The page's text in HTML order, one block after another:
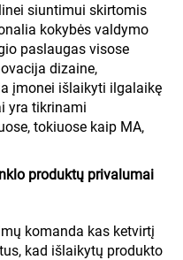
siuntimui skirtomis
kokybės valdymo
paslaugas visose
dizaine,
įmonei išlaikyti ilgalaikę
yra tikrinami
tokiuose kaip MA,
produktų privalumai
komanda kas ketvirtį
kad išlaikytų produkto